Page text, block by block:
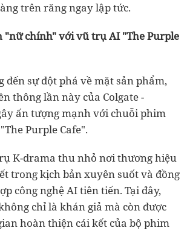
trên răng ngay lập tức.
"nữ chính" với vũ trụ AI "The Purple
đến sự đột phá về mặt sản phẩm,
thông lần này của Colgate -
ấn tượng mạnh với chuỗi phim
Purple Cafe".
K-drama thu nhỏ nơi thương hiệu
trong kịch bản xuyên suốt và đồng
công nghệ AI tiên tiến. Tại đây,
chỉ là khán giả mà còn được
hoàn thiện cái kết của bộ phim